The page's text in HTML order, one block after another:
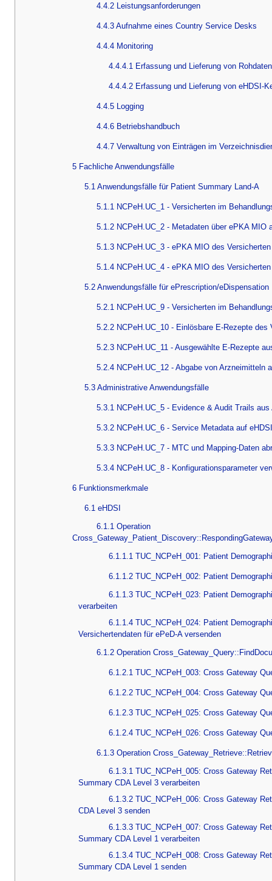
4.4.2 Leistungsanforderungen
4.4.3 Aufnahme eines Country Service Desks
4.4.4 Monitoring
4.4.4.1 Erfassung und Lieferung von Rohdaten
4.4.4.2 Erfassung und Lieferung von eHDSI-
4.4.5 Logging
4.4.6 Betriebshandbuch
4.4.7 Verwaltung von Einträgen im
5 Fachliche Anwendungsfälle
5.1 Anwendungsfälle für Patient Summary Land-A
5.1.1 NCPeH.UC_1 - Versicherten im
5.1.2 NCPeH.UC_2 - Metadaten über ePKA MIO
5.1.3 NCPeH.UC_3 - ePKA MIO des
5.1.4 NCPeH.UC_4 - ePKA MIO des
5.2 Anwendungsfälle für ePrescription/eDispensation
5.2.1 NCPeH.UC_9 - Versicherten im
5.2.2 NCPeH.UC_10 - Einlösbare E-Rezepte
5.2.3 NCPeH.UC_11 - Ausgewählte E-Rezepte
5.2.4 NCPeH.UC_12 - Abgabe von Arzneimitteln
5.3 Administrative Anwendungsfälle
5.3.1 NCPeH.UC_5 - Evidence & Audit Trails
5.3.2 NCPeH.UC_6 - Service Metadata auf
5.3.3 NCPeH.UC_7 - MTC und Mapping-Daten
5.3.4 NCPeH.UC_8 - Konfigurationsparameter
6 Funktionsmerkmale
6.1 eHDSI
6.1.1 Operation
6.1.1.1 TUC_NCPeH_001: Patient
6.1.1.2 TUC_NCPeH_002: Patient
6.1.1.3 TUC_NCPeH_023: Patient
verarbeiten
6.1.1.4 TUC_NCPeH_024: Patient
Versichertendaten für ePeD-A versenden
6.1.2 Operation
6.1.2.1 TUC_NCPeH_003: Cross Gateway
6.1.2.2 TUC_NCPeH_004: Cross Gateway
6.1.2.3 TUC_NCPeH_025: Cross Gateway
6.1.2.4 TUC_NCPeH_026: Cross Gateway
6.1.3 Operation
6.1.3.1 TUC_NCPeH_005: Cross Gateway
Summary CDA Level 3 verarbeiten
6.1.3.2 TUC_NCPeH_006: Cross Gateway
CDA Level 3 senden
6.1.3.3 TUC_NCPeH_007: Cross Gateway
Summary CDA Level 1 verarbeiten
6.1.3.4 TUC_NCPeH_008: Cross Gateway
Summary CDA Level 1 senden